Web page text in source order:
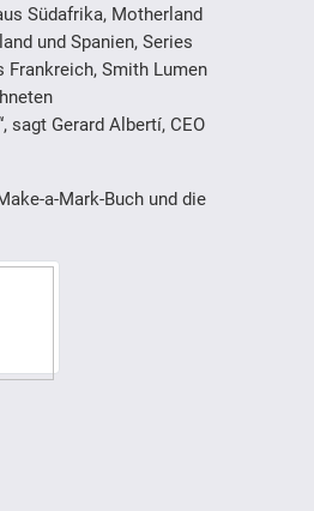
Südafrika, Motherland
und Spanien, Series
Frankreich, Smith Lumen
sagt Gerard Albertí, CEO
a-Mark-Buch und die